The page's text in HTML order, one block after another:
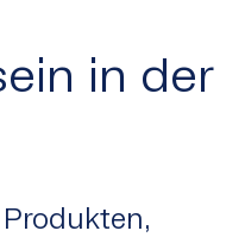
in der